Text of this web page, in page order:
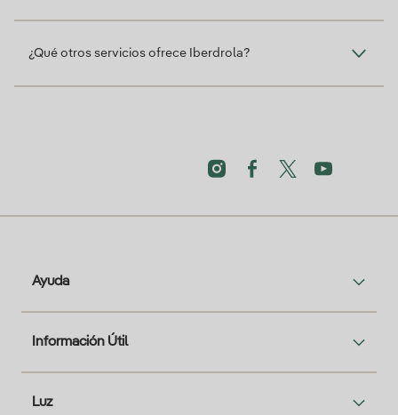
¿Qué otros servicios ofrece Iberdrola?
Ayuda
Información Útil
Luz